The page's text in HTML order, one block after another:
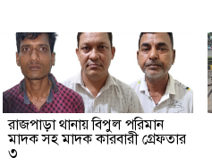
রাজপাড়া থানায় বিপুল পরিমান
মাদক সহ মাদক কারবারী গ্রেফতার
৩